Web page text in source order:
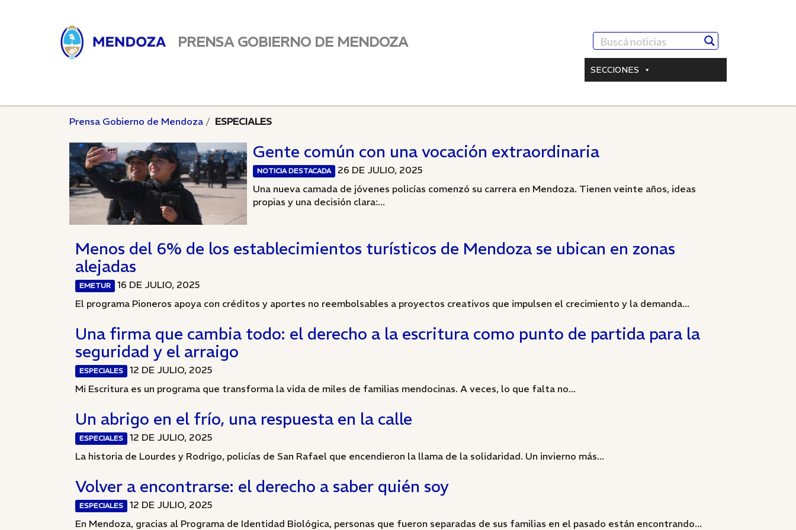
PRENSA GOBIERNO DE MENDOZA
SECCIONES
Prensa Gobierno de Mendoza ESPECIALES
Gente común con una vocación extraordinaria
NOTICIA DESTACADA
26 DE JULIO, 2025
Una nueva camada de jóvenes policías comenzó su carrera en Mendoza. Tienen veinte años, ideas
propias y una decisión clara:...
Menos del 6% de los establecimientos turísticos de Mendoza se ubican en zonas
alejadas
EMETUR
16 DE JULIO, 2025
El programa Pioneros apoya con créditos y aportes no reembolsables a proyectos creativos que impulsen el crecimiento y la demanda...
Una firma que cambia todo: el derecho a la escritura como punto de partida para la
seguridad y el arraigo
ESPECIALES
12 DE JULIO, 2025
Mi Escritura es un programa que transforma la vida de miles de familias mendocinas. A veces, lo que falta no...
Un abrigo en el frío, una respuesta en la calle
ESPECIALES
12 DE JULIO, 2025
La historia de Lourdes y Rodrigo, policías de San Rafael que encendieron la llama de la solidaridad. Un invierno más...
Volver a encontrarse: el derecho a saber quién soy
ESPECIALES
12 DE JULIO, 2025
En Mendoza, gracias al Programa de Identidad Biológica, personas que fueron separadas de sus familias en el pasado están encontrando...